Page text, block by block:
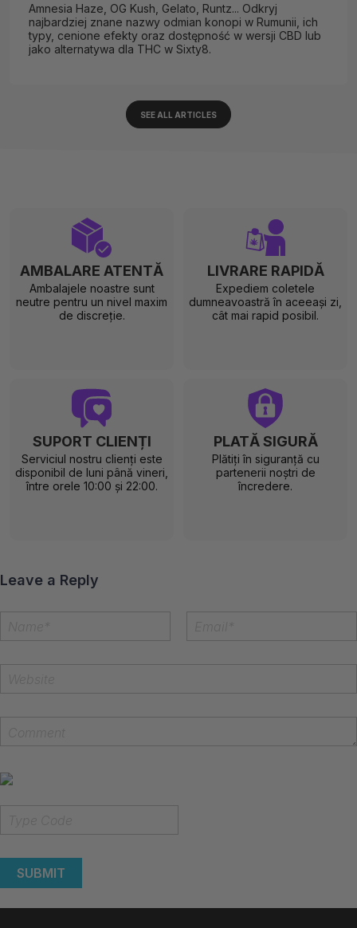
Amnesia Haze, OG Kush, Gelato, Runtz... Odkryj
najbardziej znane nazwy odmian konopi w Rumunii, ich
typy, cenione efekty oraz dostępność w wersji CBD lub
jako alternatywa dla THC w Sixty8.
SEE ALL ARTICLES
AMBALARE ATENTĂ
Ambalajele noastre sunt
neutre pentru un nivel maxim
de discreție.
LIVRARE RAPIDĂ
Expediem coletele
dumneavoastră în aceeași zi,
cât mai rapid posibil.
SUPORT CLIENȚI
Serviciul nostru clienți este
disponibil de luni până vineri,
între orele 10:00 și 22:00.
PLATĂ SIGURĂ
Plătiți în siguranță cu
partenerii noștri de
încredere.
Leave a Reply
SUBMIT